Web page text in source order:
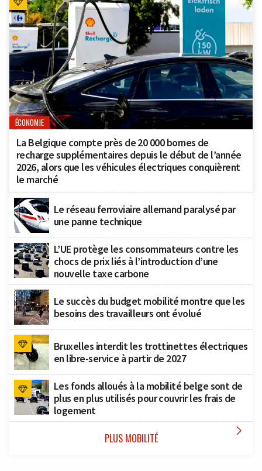
ÉCONOMIE
La Belgique compte près de 20 000 bornes de
recharge supplémentaires depuis le début de l’année
2026, alors que les véhicules électriques conquièrent
le marché
Le réseau ferroviaire allemand paralysé par
une panne technique
L’UE protège les consommateurs contre les
chocs de prix liés à l’introduction d’une
nouvelle taxe carbone
Le succès du budget mobilité montre que les
besoins des travailleurs ont évolué
Bruxelles interdit les trottinettes électriques
en libre-service à partir de 2027
Les fonds alloués à la mobilité belge sont de
plus en plus utilisés pour couvrir les frais de
logement
PLUS MOBILITÉ 